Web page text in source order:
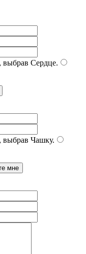
выбрав Сердце.
выбрав Чашку.